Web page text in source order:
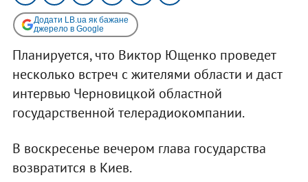
Додати LB.ua як бажане
джерело в Google
Планируется, что Виктор Ющенко проведет
несколько встреч с жителями области и даст
интервью Черновицкой областной
государственной телерадиокомпании.
В воскресенье вечером глава государства
возвратится в Киев.